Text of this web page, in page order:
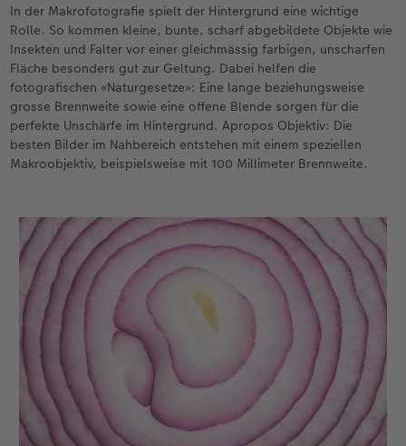
In der Makrofotografie spielt der Hintergrund eine wichtige
Rolle. So kommen kleine, bunte, scharf abgebildete Objekte wie
Insekten und Falter vor einer gleichmässig farbigen, unscharfen
Fläche besonders gut zur Geltung. Dabei helfen die
fotografischen «Naturgesetze»: Eine lange beziehungsweise
grosse Brennweite sowie eine offene Blende sorgen für die
perfekte Unschärfe im Hintergrund. Apropos Objektiv: Die
besten Bilder im Nahbereich entstehen mit einem speziellen
Makroobjektiv, beispielsweise mit 100 Millimeter Brennweite.